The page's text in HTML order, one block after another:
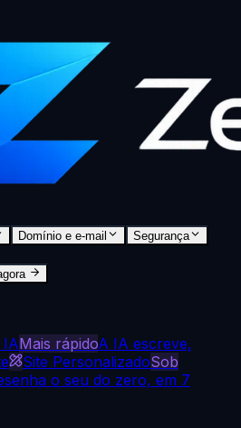
Domínio e e-mail Segurança
IAMais rápidoA IA escreve,
Site PersonalizadoSob
o seu do zero, em 7